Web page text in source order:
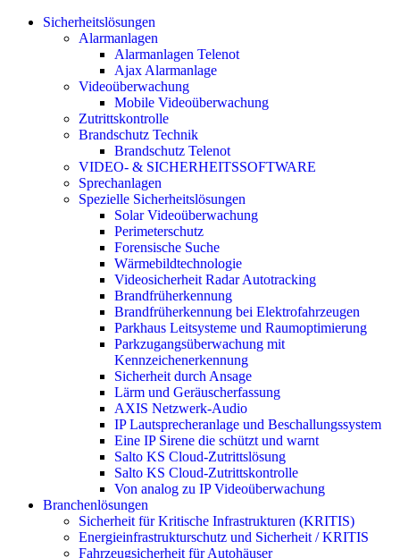
Sicherheitslösungen
Alarmanlagen
Alarmanlagen Telenot
Ajax Alarmanlage
Videoüberwachung
Mobile Videoüberwachung
Zutrittskontrolle
Brandschutz Technik
Brandschutz Telenot
VIDEO- & SICHERHEITSSOFTWARE
Sprechanlagen
Spezielle Sicherheitslösungen
Solar Videoüberwachung
Perimeterschutz
Forensische Suche
Wärmebildtechnologie
Videosicherheit Radar Autotracking​
Brandfrüherkennung
Brandfrüherkennung bei Elektrofahrzeugen
Parkhaus Leitsysteme und Raumoptimierung
Parkzugangsüberwachung mit
Kennzeichenerkennung
Sicherheit durch Ansage
Lärm und Geräuscherfassung
AXIS Netzwerk-Audio
IP Lautsprecheranlage und Beschallungssystem
Eine IP Sirene die schützt und warnt
Salto KS Cloud-Zutrittslösung
Salto KS Cloud-Zutrittskontrolle
Von analog zu IP Videoüberwachung
Branchenlösungen
Sicherheit für Kritische Infrastrukturen (KRITIS)
Energieinfrastrukturschutz und Sicherheit / KRITIS
Fahrzeugsicherheit für Autohäuser